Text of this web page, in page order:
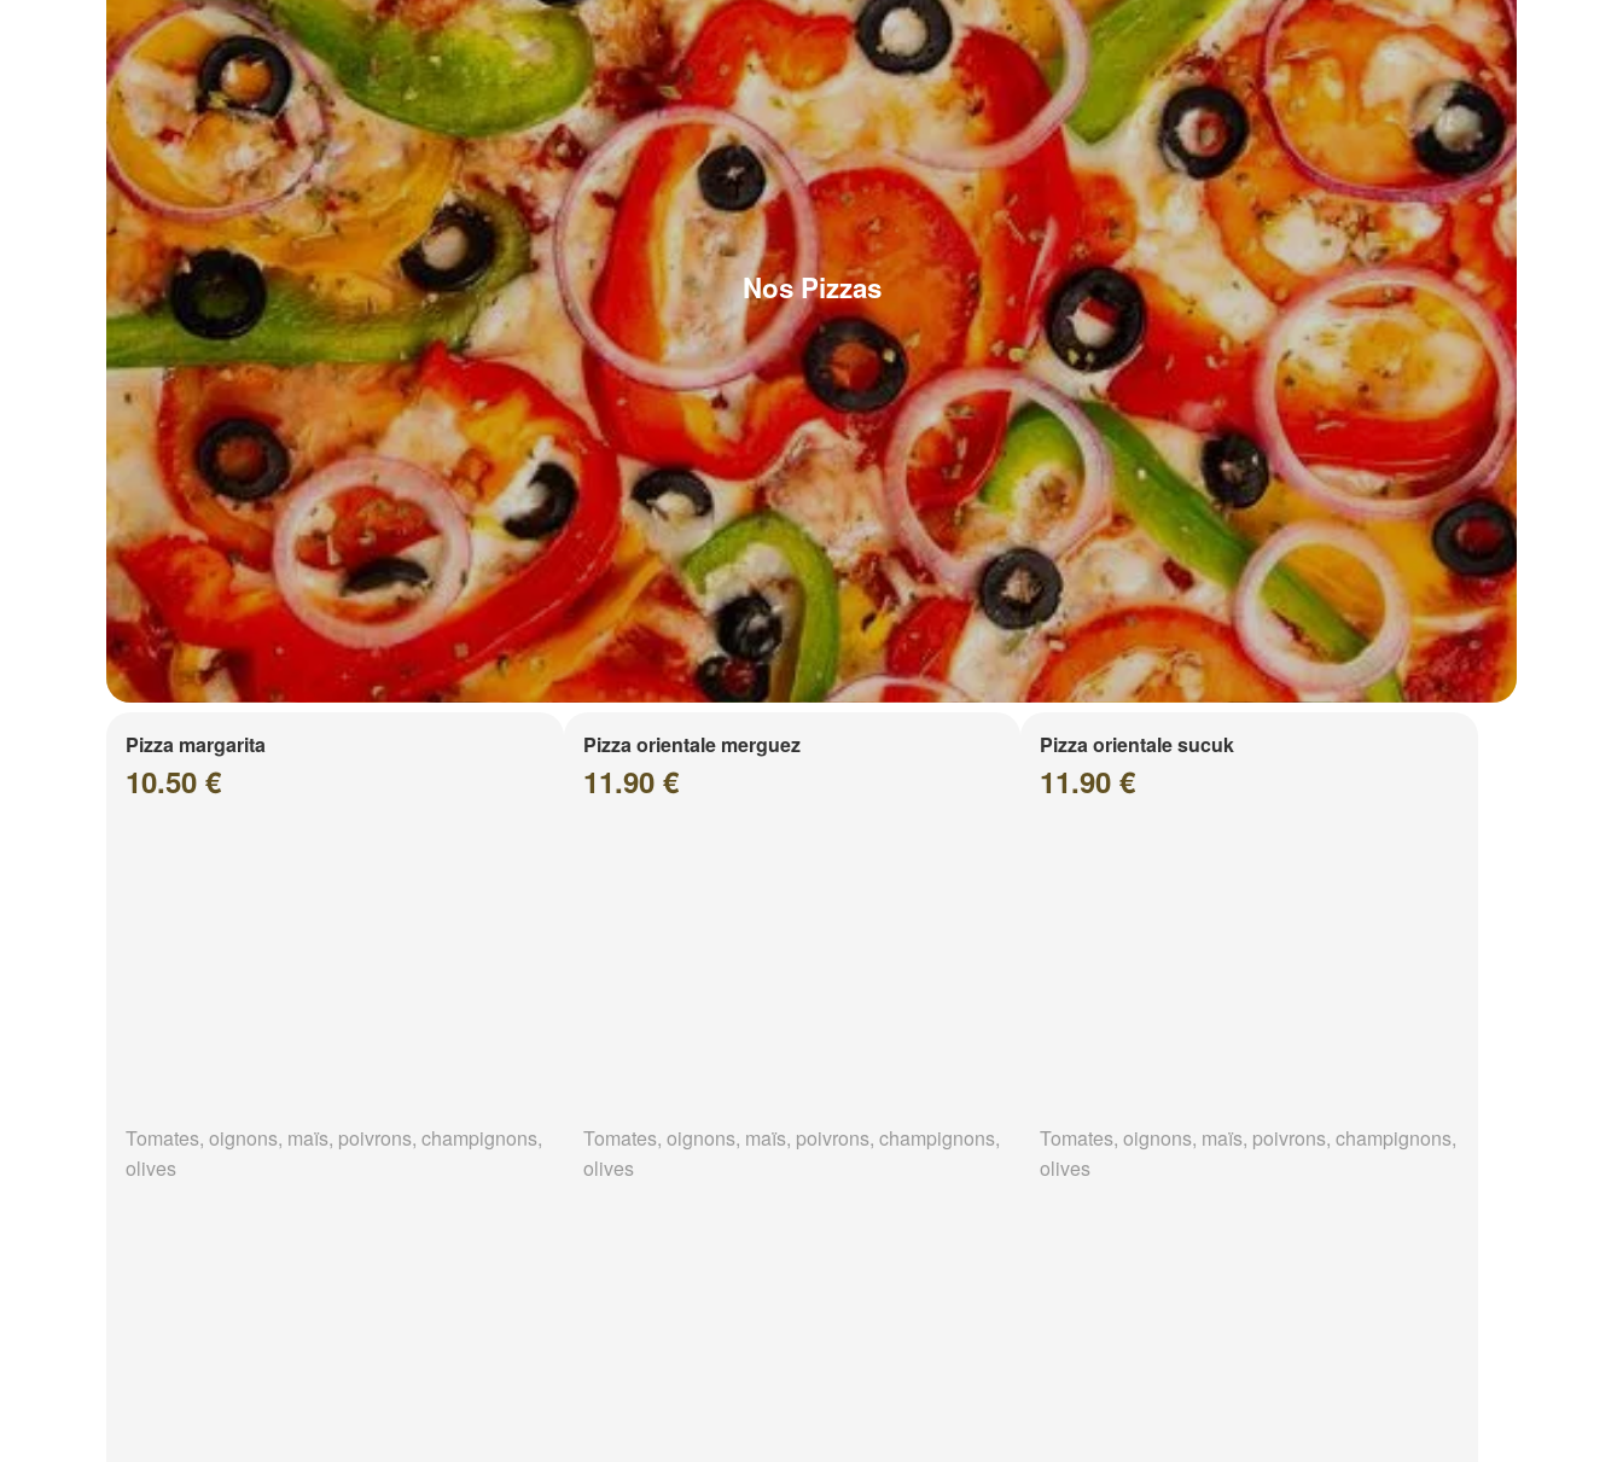
Nos Pizzas
Pizza margarita
10.50 €
Tomates, oignons, maïs, poivrons, champignons,
olives
Pizza orientale merguez
11.90 €
Tomates, oignons, maïs, poivrons, champignons,
olives
Pizza orientale sucuk
11.90 €
Tomates, oignons, maïs, poivrons, champignons,
olives